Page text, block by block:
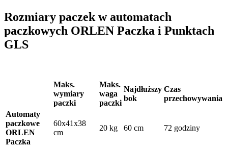
Rozmiary paczek w automatach
paczkowych ORLEN Paczka i Punktach
GLS
Maks.
wymiary
paczki
Maks.
waga
paczki
Najdłuższy
bok
Czas
przechowywania
Automaty
paczkowe
ORLEN
Paczka
60x41x38
cm
20 kg 60 cm 72 godziny